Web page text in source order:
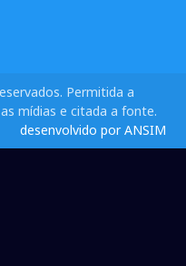
Permitida a
mídias e citada a fonte.
desenvolvido por ANSIM